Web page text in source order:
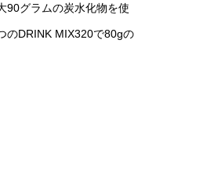
90グラムの炭水化物を使
のDRINK MIX320で80gの